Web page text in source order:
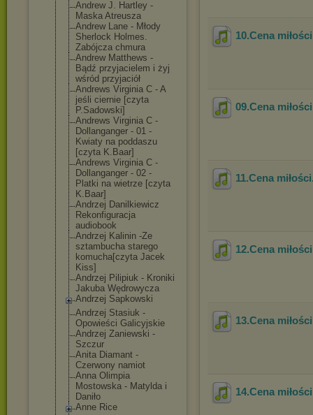
Andrew J. Hartley -
Maska Atreusza
Andrew Lane - Młody
Sherlock Holmes.
Zabójcza chmura
Andrew Matthews -
Bądź przyjacielem i żyj
wśród przyjaciół
Andrews Virginia C - A
jeśli ciernie [czyta
P.Sadowski]
Andrews Virginia C -
Dollanganger - 01 -
Kwiaty na poddaszu
[czyta K.Baar]
Andrews Virginia C -
Dollanganger - 02 -
Platki na wietrze [czyta
K.Baar]
Andrzej Danilkiewicz
Rekonfiguracja
audiobook
Andrzej Kalinin -Ze
sztambucha starego
komucha[czyta Jacek
Kiss]
Andrzej Pilipiuk - Kroniki
Jakuba Wędrowycza
Andrzej Sapkowski
Andrzej Stasiuk -
Opowieści Galicyjskie
Andrzej Zaniewski -
Szczur
Anita Diamant -
Czerwony namiot
Anna Olimpia
Mostowska - Matylda i
Daniło
Anne Rice
10.Cena miłości
09.Cena miłości
11.Cena miłości
12.Cena miłości
13.Cena miłości
14.Cena miłości